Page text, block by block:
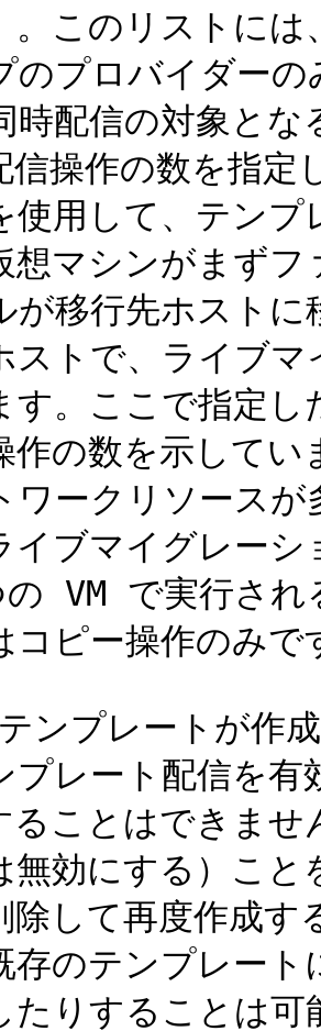
。このリストに
のプロバイダー
配信の対象とな
信操作の数を指
使用して、テン
想マシンがまず
が移行先ホスト
ストで、ライブ
す。ここで指定
作の数を示して
ワークリソース
イブマイグレー
VM で実行され
コピー操作のみで
プレートが作
プレート配信を
ることはできま
無効にする）こ
除して再度作成
存のテンプレー
たりすることは可